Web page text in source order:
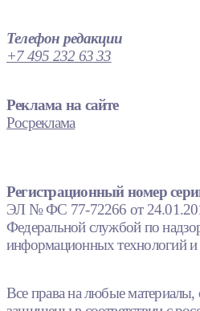
Телефон редакции
+7 495 232 63 33
Реклама на сайте
Росреклама
Регистрационный номер
ЭЛ № ФС 77-72266 от
Федеральной службой по
информационных технологий
Все права на любые материалы,